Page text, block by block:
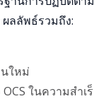
ลลัพธ์รวมถึง:
ใหม่
ในความสําเร็